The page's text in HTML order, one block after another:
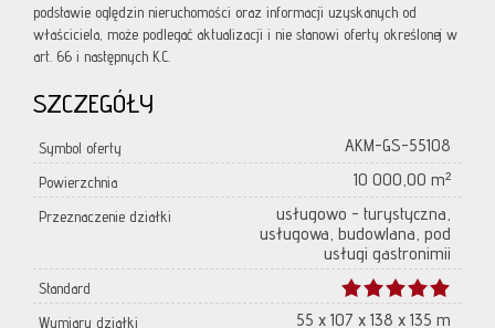
podstawie oględzin nieruchomości oraz informacji uzyskanych od
właściciela, może podlegać aktualizacji i nie stanowi oferty określonej w
art. 66 i następnych K.C.
SZCZEGÓŁY
Symbol oferty AKM-GS-55108
Powierzchnia 10 000,00 m²
Przeznaczenie działki
usługowo - turystyczna,
usługowa, budowlana, pod
usługi gastronimii
Standard
Wymiary działki
55 x 107 x 138 x 135 m